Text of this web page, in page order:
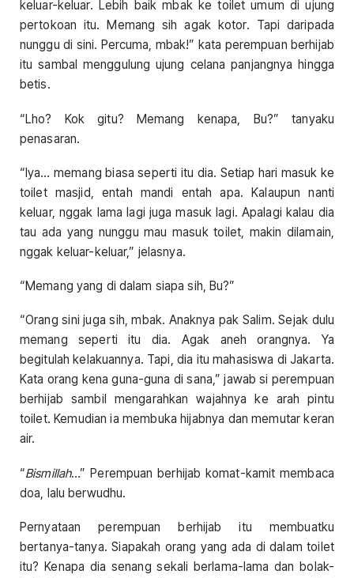
keluar-keluar. Lebih baik mbak ke toilet umum di ujung
pertokoan itu. Memang sih agak kotor. Tapi daripada
nunggu di sini. Percuma, mbak!” kata perempuan berhijab
itu sambal menggulung ujung celana panjangnya hingga
betis.
“Lho? Kok gitu? Memang kenapa, Bu?” tanyaku
penasaran.
“Iya… memang biasa seperti itu dia. Setiap hari masuk ke
toilet masjid, entah mandi entah apa. Kalaupun nanti
keluar, nggak lama lagi juga masuk lagi. Apalagi kalau dia
tau ada yang nunggu mau masuk toilet, makin dilamain,
nggak keluar-keluar,” jelasnya.
“Memang yang di dalam siapa sih, Bu?”
“Orang sini juga sih, mbak. Anaknya pak Salim. Sejak dulu
memang seperti itu dia. Agak aneh orangnya. Ya
begitulah kelakuannya. Tapi, dia itu mahasiswa di Jakarta.
Kata orang kena guna-guna di sana,” jawab si perempuan
berhijab sambil mengarahkan wajahnya ke arah pintu
toilet. Kemudian ia membuka hijabnya dan memutar keran
air.
“Bismillah…” Perempuan berhijab komat-kamit membaca
doa, lalu berwudhu.
Pernyataan perempuan berhijab itu membuatku
bertanya-tanya. Siapakah orang yang ada di dalam toilet
itu? Kenapa dia senang sekali berlama-lama dan bolak-